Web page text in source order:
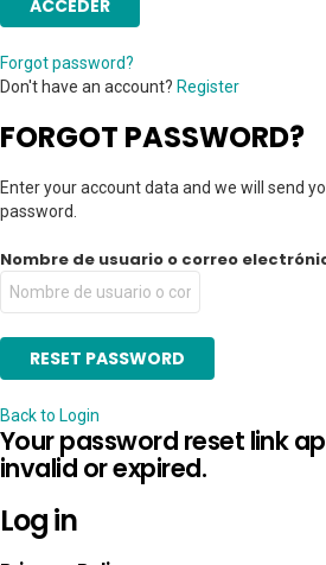
Forgot password?
Don't have an account? Register
FORGOT PASSWORD?
Enter your account data and we will send
password.
Nombre de usuario o correo
Back to Login
Your password reset link
invalid or expired.
Log in